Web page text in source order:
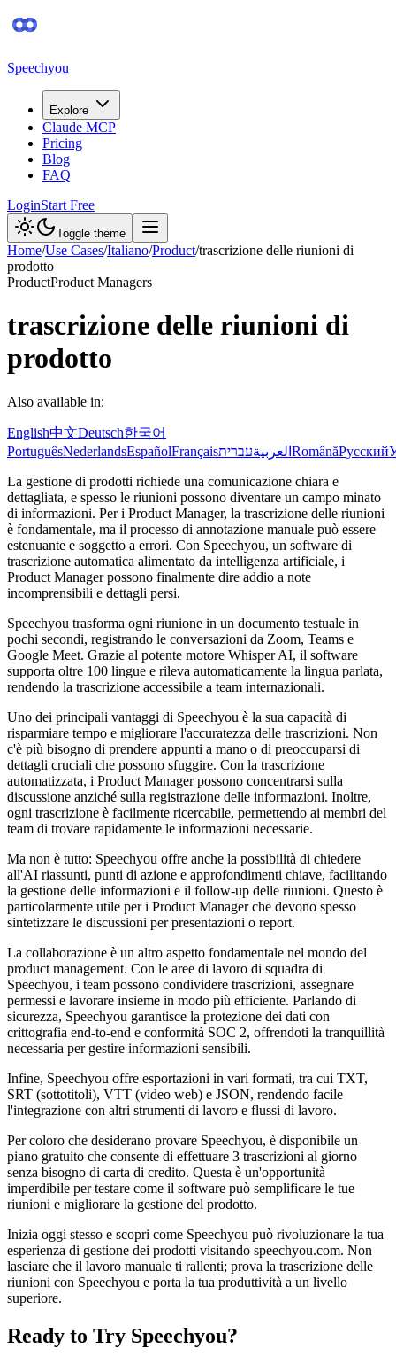
Speechyou
Explore
Claude MCP
Pricing
Blog
FAQ
LoginStart Free
Toggle theme
Home/Use Cases/Italiano/Product/trascrizione delle riunioni di
prodotto
ProductProduct Managers
trascrizione delle riunioni di
prodotto
Also available in:
English中文Deutsch한국어
PortuguêsNederlandsEspañolFrançais العربيةעברית RomânăРусский
La gestione di prodotti richiede una comunicazione chiara e
dettagliata, e spesso le riunioni possono diventare un campo minato
di informazioni. Per i Product Manager, la trascrizione delle riunioni
è fondamentale, ma il processo di annotazione manuale può essere
estenuante e soggetto a errori. Con Speechyou, un software di
trascrizione automatica alimentato da intelligenza artificiale, i
Product Manager possono finalmente dire addio a note
incomprensibili e dettagli persi.
Speechyou trasforma ogni riunione in un documento testuale in
pochi secondi, registrando le conversazioni da Zoom, Teams e
Google Meet. Grazie al potente motore Whisper AI, il software
supporta oltre 100 lingue e rileva automaticamente la lingua parlata,
rendendo la trascrizione accessibile a team internazionali.
Uno dei principali vantaggi di Speechyou è la sua capacità di
risparmiare tempo e migliorare l'accuratezza delle trascrizioni. Non
c'è più bisogno di prendere appunti a mano o di preoccuparsi di
dettagli cruciali che possono sfuggire. Con la trascrizione
automatizzata, i Product Manager possono concentrarsi sulla
discussione anziché sulla registrazione delle informazioni. Inoltre,
ogni trascrizione è facilmente ricercabile, permettendo ai membri del
team di trovare rapidamente le informazioni necessarie.
Ma non è tutto: Speechyou offre anche la possibilità di chiedere
all'AI riassunti, punti di azione e approfondimenti chiave, facilitando
la gestione delle informazioni e il follow-up delle riunioni. Questo è
particolarmente utile per i Product Manager che devono spesso
sintetizzare le discussioni per presentazioni o report.
La collaborazione è un altro aspetto fondamentale nel mondo del
product management. Con le aree di lavoro di squadra di
Speechyou, i team possono condividere trascrizioni, assegnare
permessi e lavorare insieme in modo più efficiente. Parlando di
sicurezza, Speechyou garantisce la protezione dei dati con
crittografia end-to-end e conformità SOC 2, offrendoti la tranquillità
necessaria per gestire informazioni sensibili.
Infine, Speechyou offre esportazioni in vari formati, tra cui TXT,
SRT (sottotitoli), VTT (video web) e JSON, rendendo facile
l'integrazione con altri strumenti di lavoro e flussi di lavoro.
Per coloro che desiderano provare Speechyou, è disponibile un
piano gratuito che consente di effettuare 3 trascrizioni al giorno
senza bisogno di carta di credito. Questa è un'opportunità
imperdibile per testare come il software può semplificare le tue
riunioni e migliorare la gestione del prodotto.
Inizia oggi stesso e scopri come Speechyou può rivoluzionare la tua
esperienza di gestione dei prodotti visitando speechyou.com. Non
lasciare che il lavoro manuale ti rallenti; prova la trascrizione delle
riunioni con Speechyou e porta la tua produttività a un livello
superiore.
Ready to Try Speechyou?